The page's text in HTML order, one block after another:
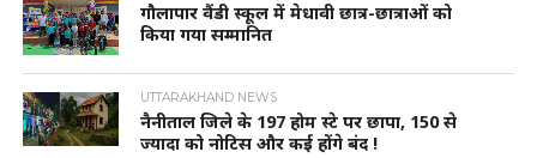
गौलापार वैंडी स्कूल में मेधावी छात्र-छात्राओं को
किया गया सम्मानित
UTTARAKHAND NEWS
नैनीताल जिले के 197 होम स्टे पर छापा, 150 से
ज्यादा को नोटिस और कई होंगे बंद !